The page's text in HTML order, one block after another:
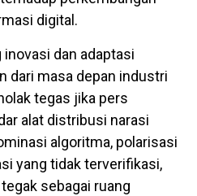
digital.
dan adaptasi
dari masa depan industri
tegas jika pers
alat distribusi narasi
algoritma, polarisasi
yang tidak terverifikasi,
sebagai ruang